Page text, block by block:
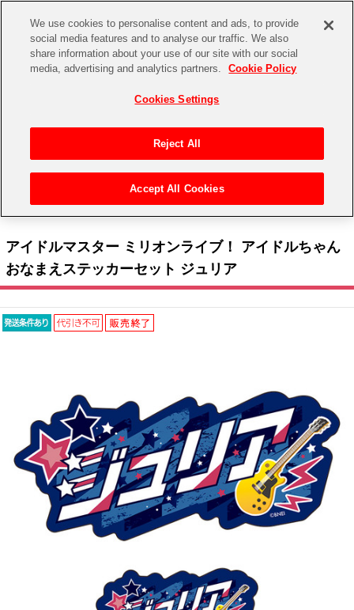
CHANNEL STORE EVENT
ゲーム 電子書籍
その他先行受付
プレミアム会員とは
アイドルマスターシリーズ
アイドルマスター
アイドルマスター SideM
アイドルマスター シャイニーカラーズ
テイルズ オブ シリーズ
電音部
鉄拳
太鼓の達人
イベントグッズ
トイ・ホビー
アイドルマスター シリーズ>アイドルマスター ミリオンライブ！
アイドルマスター ミリオンライブ！ アイドルちゃん
おなまえステッカーセット ジュリア
We use cookies to personalise content and ads, to provide
social media features and to analyse our traffic. We also
share information about your use of our site with our social
media, advertising and analytics partners.
Cookie Policy
Cookies Settings
Reject All
Accept All Cookies